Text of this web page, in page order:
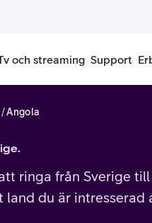
Familjeabonnemang
och streaming Support
Angola
ringa från Sverige
du är intresserad